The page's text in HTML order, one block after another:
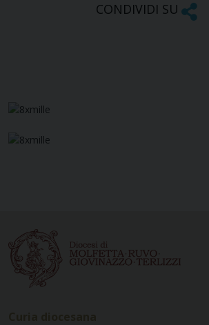
CONDIVIDI SU